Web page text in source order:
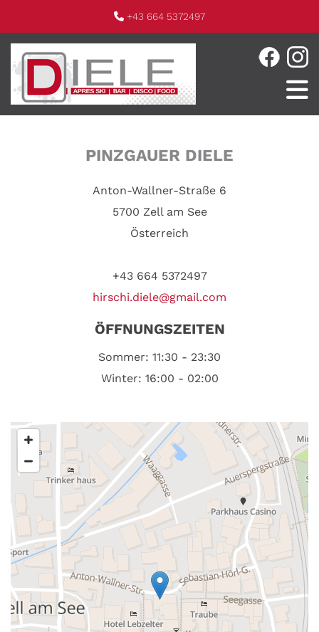
 +43 664 5372497
PINZGAUER DIELE
Anton-Wallner-Straße 6
5700 Zell am See
Österreich
+43 664 5372497
hirschi.diele@gmail.com
ÖFFNUNGSZEITEN
Sommer: 11:30 - 23:30
Winter: 16:00 - 02:00